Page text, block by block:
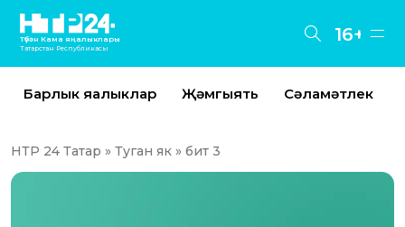
Түбән Кама яңалыклары
Татарстан Республикасы
16+
Барлык яңалыклар Җәмгыять Сәламәтлек
НТР 24 Татар » Туган як » бит 3